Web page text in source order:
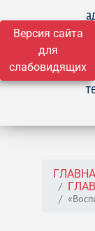
Версия сайта
для
слабовидящих15